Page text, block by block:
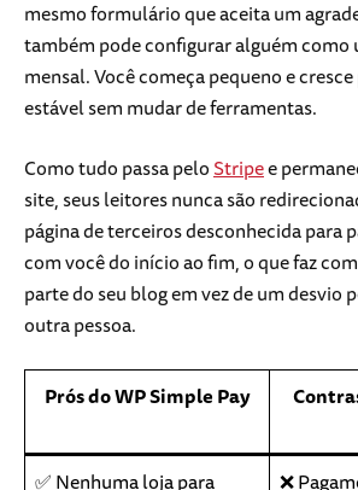
mesmo formulário que aceita um
também pode configurar alguém como
mensal. Você começa pequeno e
estável sem mudar de ferramentas.
Como tudo passa peloStripee
site, seus leitores nunca são
página de terceiros desconhecida para
com você do início ao fim, o que faz
parte do seu blog em vez de um desvio
outra pessoa.
Prós do WP Simple Pay
✅ Nenhuma loja para
❌